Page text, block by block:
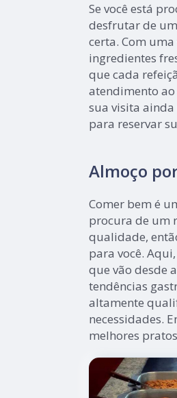
Se você está
desfrutar de
certa. Com
ingredientes
que cada
atendimento
sua visita ainda
para reservar
Almoço
Comer bem é
procura de um
qualidade,
para você.
que vão desde
tendências
altamente
necessidades.
melhores